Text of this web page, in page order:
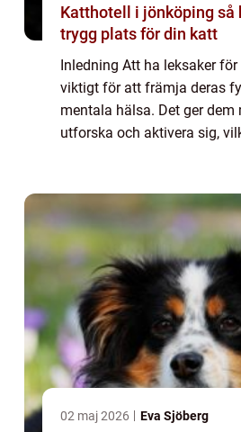
Katthotell i jönköping så hittar du en
trygg plats för din katt
Inledning Att ha leksaker
viktigt för att främja deras
mentala hälsa. Det ger
utforska och aktivera sig,
02 maj 2026 Eva Sjöberg